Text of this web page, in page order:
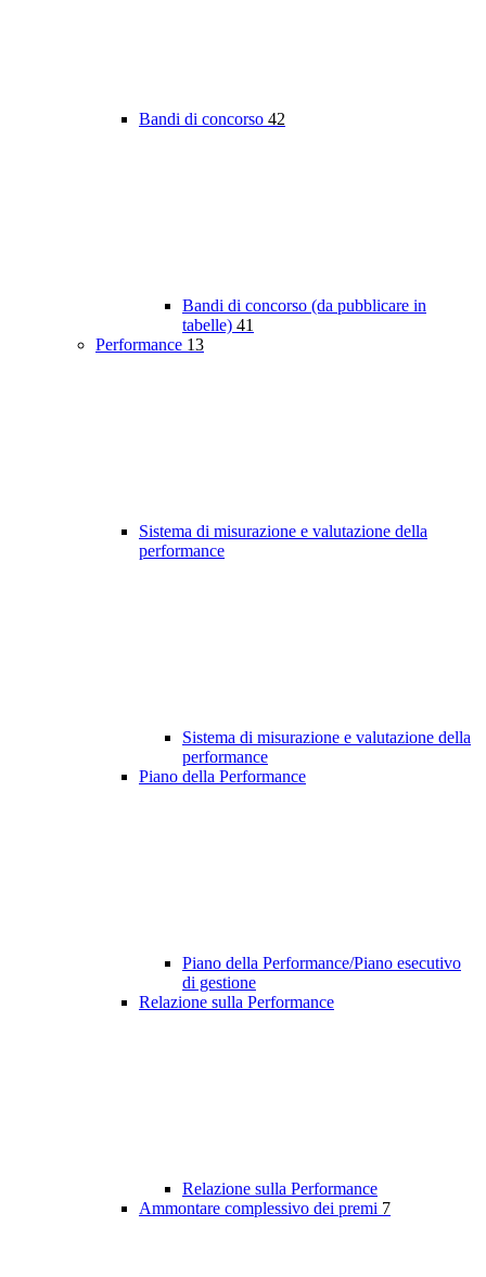
Bandi di concorso 42
Bandi di concorso (da pubblicare in
tabelle) 41
Performance 13
Sistema di misurazione e valutazione della
performance
Sistema di misurazione e valutazione della
performance
Piano della Performance
Piano della Performance/Piano esecutivo
di gestione
Relazione sulla Performance
Relazione sulla Performance
Ammontare complessivo dei premi 7